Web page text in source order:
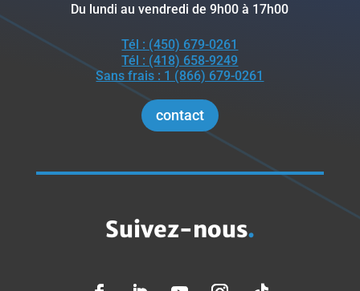
Du lundi au vendredi de 9h00 à 17h00
Tél : (450) 679-0261
Tél : (418) 658-9249
Sans frais : 1 (866) 679-0261
contact
Suivez-nous.